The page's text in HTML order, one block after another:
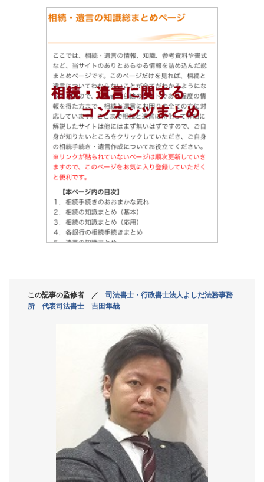
この記事の監修者 ／ 司法書士・行政書士法人よしだ法務事務
所 代表司法書士 吉田隼哉